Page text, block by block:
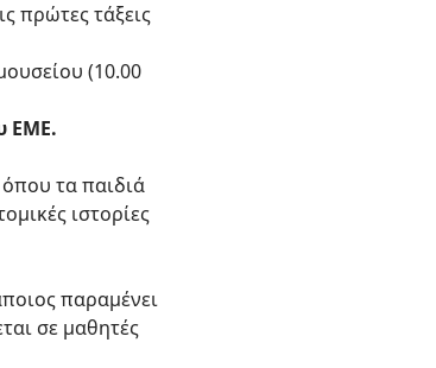
πρώτες τάξεις
(10.00
ΕΜΕ.
όπου τα παιδιά
ιστορίες
παραμένει
σε μαθητές